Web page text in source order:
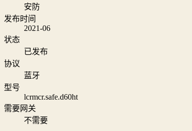
安防
发布时间
2021-06
状态
已发布
协议
蓝牙
型号
lcrmcr.safe.d60ht
需要网关
不需要